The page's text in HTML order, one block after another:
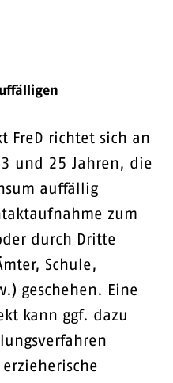
FreD richtet sich an
und 25 Jahren, die
auffällig
zum
durch Dritte
Schule,
geschehen. Eine
kann ggf. dazu